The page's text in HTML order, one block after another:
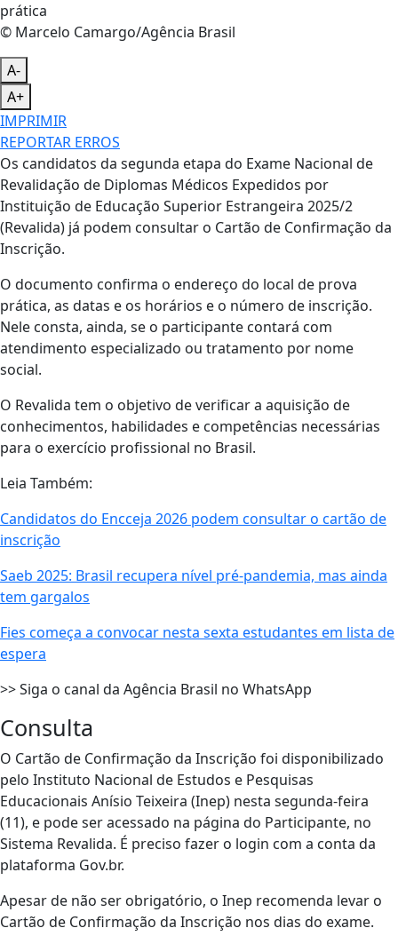
© Marcelo Camargo/Agência Brasil
A-
A+
IMPRIMIR
REPORTAR ERROS
Os candidatos da segunda etapa do Exame Nacional de
Revalidação de Diplomas Médicos Expedidos por
Instituição de Educação Superior Estrangeira 2025/2
(Revalida) já podem consultar o Cartão de Confirmação da
Inscrição.
O documento confirma o endereço do local de prova
prática, as datas e os horários e o número de inscrição.
Nele consta, ainda, se o participante contará com
atendimento especializado ou tratamento por nome
social.
O Revalida tem o objetivo de verificar a aquisição de
conhecimentos, habilidades e competências necessárias
para o exercício profissional no Brasil.
Leia Também:
Candidatos do Encceja 2026 podem consultar o cartão de
inscrição
Saeb 2025: Brasil recupera nível pré-pandemia, mas ainda
tem gargalos
Fies começa a convocar nesta sexta estudantes em lista de
espera
>> Siga o canal da Agência Brasil no WhatsApp
Consulta
O Cartão de Confirmação da Inscrição foi disponibilizado
pelo Instituto Nacional de Estudos e Pesquisas
Educacionais Anísio Teixeira (Inep) nesta segunda-feira
(11), e pode ser acessado na página do Participante, no
Sistema Revalida. É preciso fazer o login com a conta da
plataforma Gov.br.
Apesar de não ser obrigatório, o Inep recomenda levar o
Cartão de Confirmação da Inscrição nos dias do exame.